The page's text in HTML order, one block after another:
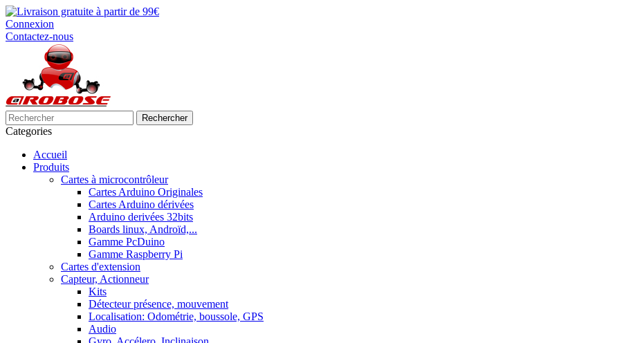
Connexion
Contactez-nous
Rechercher
Categories
Accueil
Produits
Cartes à microcontrôleur
Cartes Arduino Originales
Cartes Arduino dérivées
Arduino derivées 32bits
Boards linux, Androïd,...
Gamme PcDuino
Gamme Raspberry Pi
Cartes d'extension
Capteur, Actionneur
Kits
Détecteur présence, mouvement
Localisation: Odométrie, boussole, GPS
Audio